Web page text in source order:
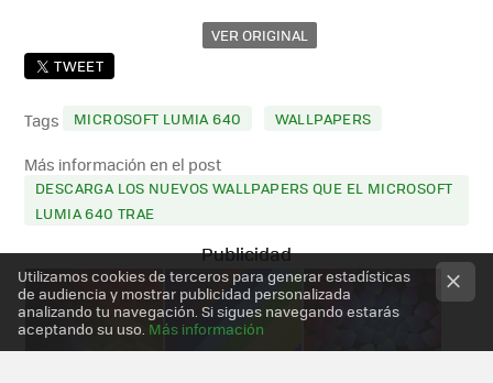
VER ORIGINAL
TWEET
Tags MICROSOFT LUMIA 640 WALLPAPERS
Más información en el post
DESCARGA LOS NUEVOS WALLPAPERS QUE EL MICROSOFT
LUMIA 640 TRAE
Utilizamos cookies de terceros para generar estadísticas
de audiencia y mostrar publicidad personalizada
analizando tu navegación. Si sigues navegando estarás
aceptando su uso. Más información